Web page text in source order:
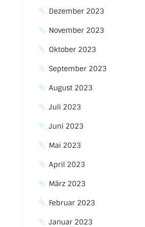
Dezember 2023
November 2023
Oktober 2023
September 2023
August 2023
Juli 2023
Juni 2023
Mai 2023
April 2023
März 2023
Februar 2023
Januar 2023